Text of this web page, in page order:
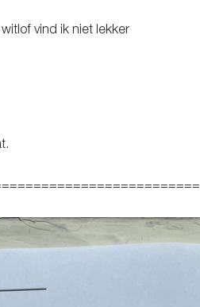
vind ik niet lekker